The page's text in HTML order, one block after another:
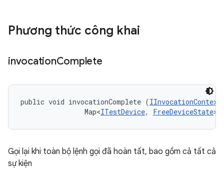
Phương thức công khai
invocationComplete
public void invocationComplete (IInvocationContext
                Map<
ITestDevice, FreeDeviceState>
Gọi lại khi toàn bộ lệnh gọi đã hoàn tất, bao gồm cả tất cả
sự kiện